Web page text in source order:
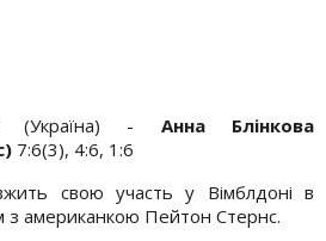
(Україна) - Анна Блінкова
7:6(3), 4:6, 1:6
свою участь у Вімблдоні в
з американкою Пейтон Стернс.